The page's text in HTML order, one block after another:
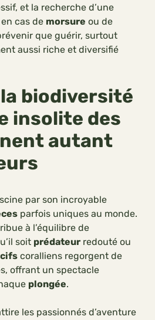
et la recherche d’une
cas de morsure ou de
que guérir, surtout
aussi riche et diversifié
biodiversité
insolite des
autant
par son incroyable
parfois uniques au monde.
à l’équilibre de
soit prédateur redouté ou
coralliens regorgent de
offrant un spectacle
plongée.
les passionnés d’aventure